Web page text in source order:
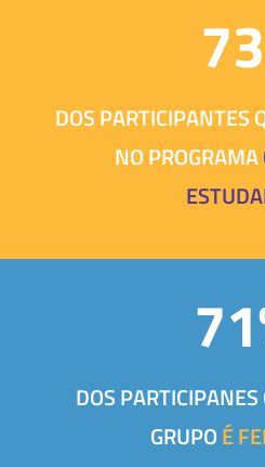
DOS PARTICIPANTES
NO PROGRAMA
DOS
GRUPOÉ